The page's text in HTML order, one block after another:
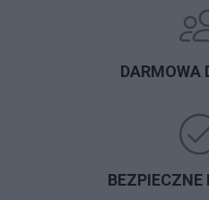
DARMOWA
BEZPIECZNE